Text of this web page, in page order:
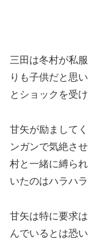
三田は冬村が私
りも子供だと思
とショックを受
甘矢が励まして
ンガンで気絶さ
村と一緒に縛ら
いたのはハラハラ
甘矢は特に要求
んでいるとは恐